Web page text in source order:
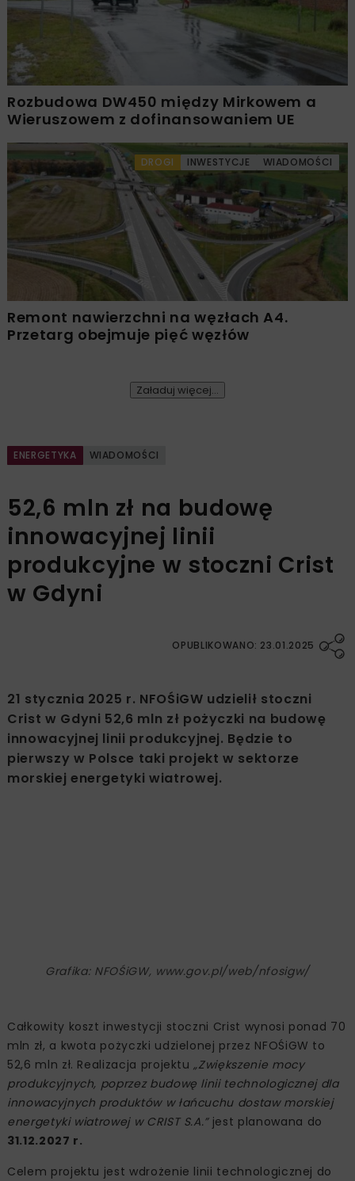
Rozbudowa DW450 między Mirkowem a
Wieruszowem z dofinansowaniem UE
DROGI INWESTYCJE WIADOMOŚCI
Remont nawierzchni na węzłach A4.
Przetarg obejmuje pięć węzłów
Załaduj więcej...
ENERGETYKA WIADOMOŚCI
52,6 mln zł na budowę
innowacyjnej linii
produkcyjne w stoczni Crist
w Gdyni
OPUBLIKOWANO: 23.01.2025
21 stycznia 2025 r. NFOŚiGW udzielił stoczni
Crist w Gdyni 52,6 mln zł pożyczki na budowę
innowacyjnej linii produkcyjnej. Będzie to
pierwszy w Polsce taki projekt w sektorze
morskiej energetyki wiatrowej.
Grafika: NFOŚiGW, www.gov.pl/web/nfosigw/
Całkowity koszt inwestycji stoczni Crist wynosi ponad 70
mln zł, a kwota pożyczki udzielonej przez NFOŚiGW to
52,6 mln zł. Realizacja projektu „Zwiększenie mocy
produkcyjnych, poprzez budowę linii technologicznej dla
innowacyjnych produktów w łańcuchu dostaw morskiej
energetyki wiatrowej w CRIST S.A.”jest planowana do
31.12.2027 r.
Celem projektu jest wdrożenie linii technologicznej do